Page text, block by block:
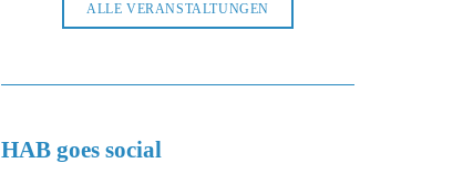
ALLE VERANSTALTUNGEN
HAB goes social